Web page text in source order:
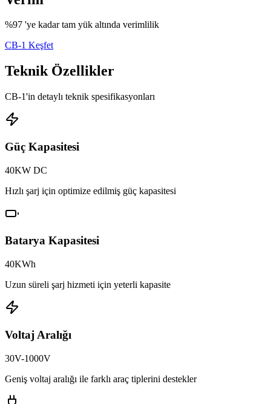
%97 'ye kadar tam yük altında verimlilik
CB-1 Keşfet
Teknik Özellikler
CB-1'in detaylı teknik spesifikasyonları
Güç Kapasitesi
40KW DC
Hızlı şarj için optimize edilmiş güç kapasitesi
Batarya Kapasitesi
40KWh
Uzun süreli şarj hizmeti için yeterli kapasite
Voltaj Aralığı
30V-1000V
Geniş voltaj aralığı ile farklı araç tiplerini destekler